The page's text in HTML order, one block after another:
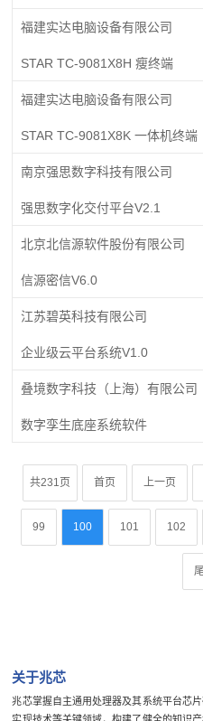
福建实达电脑设备有限公司
STAR TC-9081X8H 瘦终端
福建实达电脑设备有限公司
STAR TC-9081X8K 一体机终端
南京强思数字科技有限公司
强思数字化交付平台V2.1
北京北信源软件股份有限公司
信源密信V6.0
江苏碧英科技有限公司
企业级云平台系统V1.0
叠境数字科技（上海）有限公司
数字孪生底座系统软件
共231页 首页 上一页
99 100 101 102
关于兆芯
兆芯掌握自主通用处理器及其系统平台芯